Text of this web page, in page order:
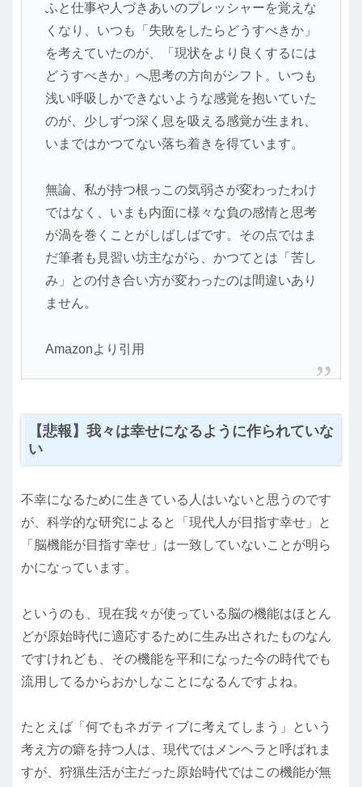
ふと仕事や人づきあいのプレッシャーを覚えな
くなり、いつも「失敗をしたらどうすべきか」
を考えていたのが、「現状をより良くするには
どうすべきか」へ思考の方向がシフト。いつも
浅い呼吸しかできないような感覚を抱いていた
のが、少しずつ深く息を吸える感覚が生まれ、
いまではかつてない落ち着きを得ています。
無論、私が持つ根っこの気弱さが変わったわけ
ではなく、いまも内面に様々な負の感情と思考
が渦を巻くことがしばしばです。その点ではま
だ筆者も見習い坊主ながら、かつてとは「苦し
み」との付き合い方が変わったのは間違いあり
ません。
Amazonより引用
【悲報】我々は幸せになるように作られていな
い
不幸になるために生きている人はいないと思うのです
が、科学的な研究によると「現代人が目指す幸せ」と
「脳機能が目指す幸せ」は一致していないことが明ら
かになっています。
というのも、現在我々が使っている脳の機能はほとん
どが原始時代に適応するために生み出されたものなん
ですけれども、その機能を平和になった今の時代でも
流用してるからおかしなことになるんですよね。
たとえば「何でもネガティブに考えてしまう」という
考え方の癖を持つ人は、現代ではメンヘラと呼ばれま
すが、狩猟生活が主だった原始時代ではこの機能が無